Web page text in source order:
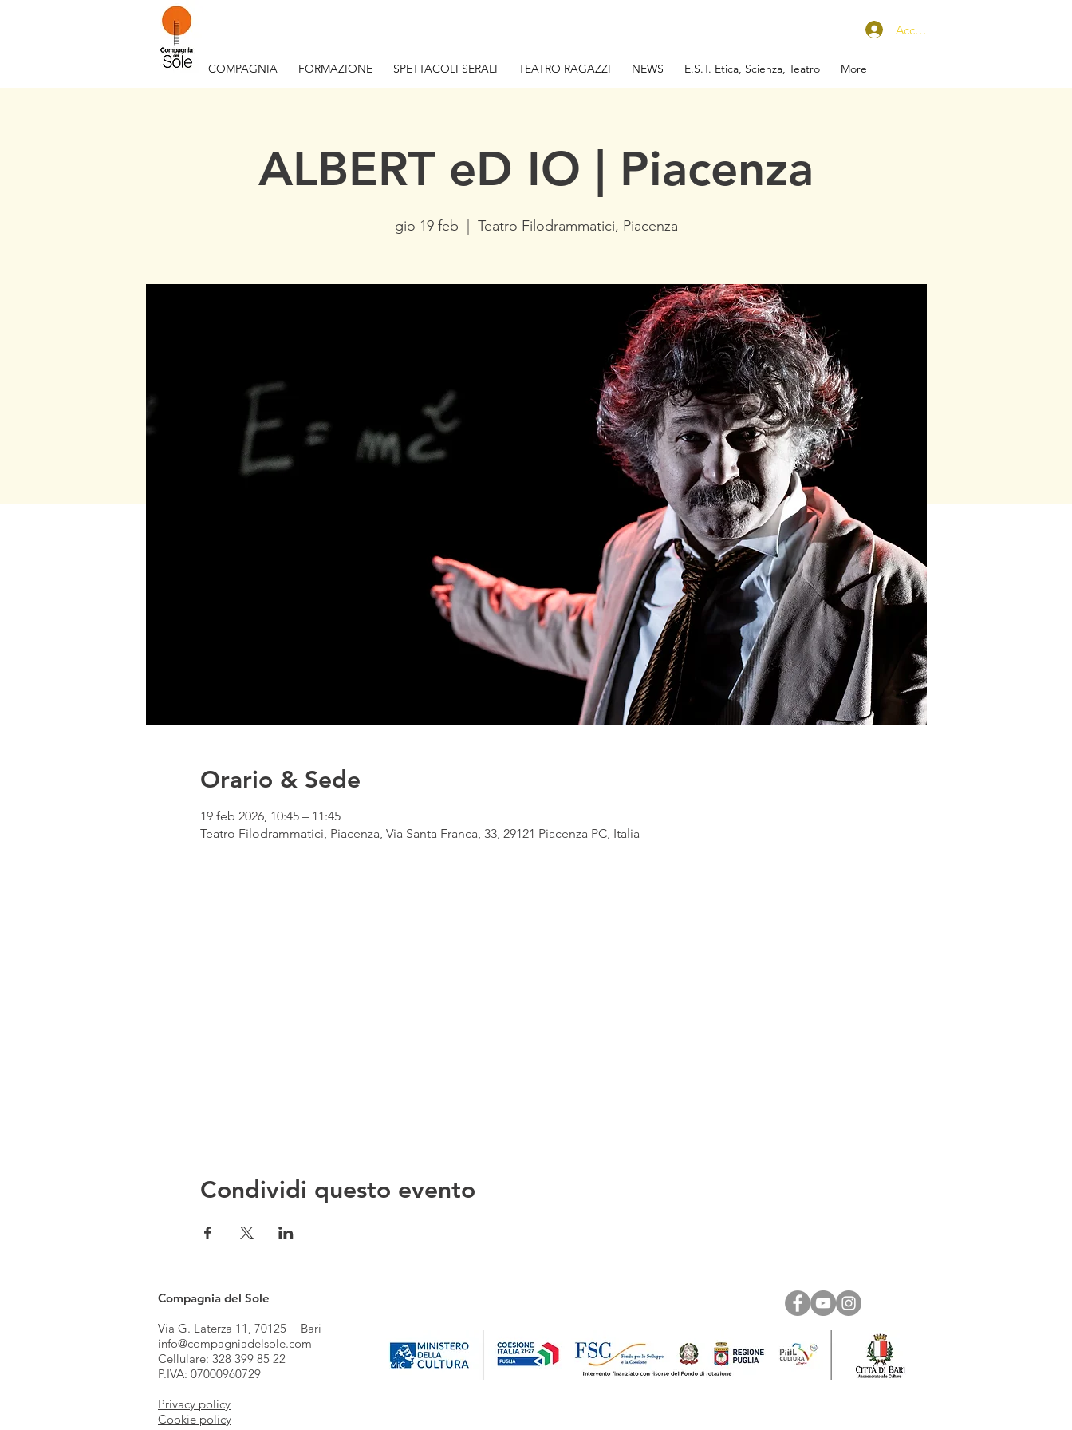
COMPAGNIA FORMAZIONE SPETTACOLI SERALI TEATRO RAGAZZI NEWS E.S.T. Etica, Scienza, Teatro More
Accedi
ALBERT eD IO | Piacenza
gio 19 feb Teatro Filodrammatici, Piacenza
Orario & Sede
19 feb 2026, 10:45 – 11:45
Teatro Filodrammatici, Piacenza, Via Santa Franca, 33, 29121 Piacenza PC, Italia
Condividi questo evento
Compagnia del Sole
Via G. Laterza 11, 70125 − Bari
info@compagniadelsole.com
Cellulare: 328 399 85 22
P.IVA: 07000960729
Privacy policy
Cookie policy